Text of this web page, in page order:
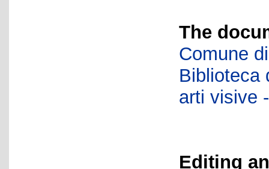
The
Comune
Biblioteca
arti visive
Editing